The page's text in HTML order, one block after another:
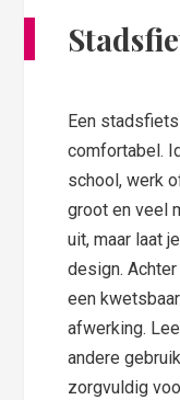
Een
comfortabel.
school, werk
groot en veel
uit, maar laat
design.
een
afwerking.
andere
zorgvuldig